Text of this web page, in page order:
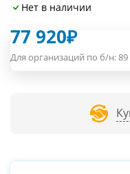
Нет в наличии
77 920₽
Для организаций по б/н:89